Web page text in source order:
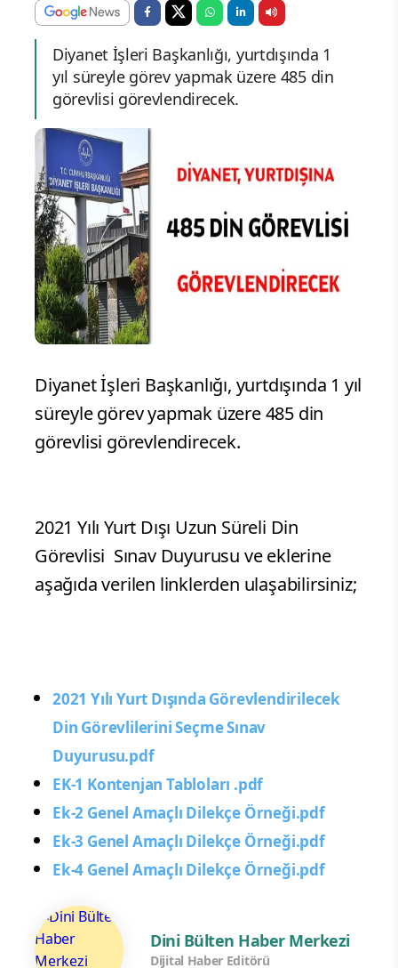
Diyanet İşleri Başkanlığı, yurtdışında 1
yıl süreyle görev yapmak üzere 485 din
görevlisi görevlendirecek.
Diyanet İşleri Başkanlığı, yurtdışında 1 yıl
süreyle görev yapmak üzere 485 din
görevlisi görevlendirecek.
2021 Yılı Yurt Dışı Uzun Süreli Din
Görevlisi Sınav Duyurusu ve eklerine
aşağıda verilen linklerden ulaşabilirsiniz;
2021 Yılı Yurt Dışında Görevlendirilecek
Din Görevlilerini Seçme Sınav
Duyurusu.pdf
EK-1 Kontenjan Tabloları .pdf
Ek-2 Genel Amaçlı Dilekçe Örneği.pdf
Ek-3 Genel Amaçlı Dilekçe Örneği.pdf
Ek-4 Genel Amaçlı Dilekçe Örneği.pdf
Dini Bülten Haber Merkezi
Dijital Haber Editörü